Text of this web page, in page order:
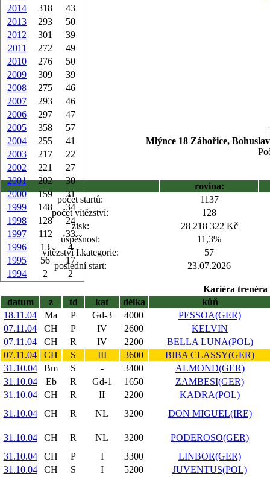
2014
318
43
2013
293
50
2012
301
39
2011
272
49
2010
276
50
2009
309
39
2008
275
46
2007
293
46
2006
297
47
2005
358
57
2004
255
41
2003
217
22
2002
221
27
2001
202
30
2000
159
31
1999
148
34
1998
128
24
1997
112
33
1996
13
4
1995
56
17
1994
2 2
Mlýnce 18 Záhořice,
rovina:
počet startů:
1137
počet vítězství:
128
zisk:
28 218 322 Kč
úspěšnost:
11,3%
vítězství I.kategorie:
57
poslední start:
23.07.2026
Kariéra trenéra
datum
z td kat délka
kůň
18.11.04
Ma P Gd-3 4000
PESSOA(GER)
07.11.04
CH P IV 2600
KELVIN
07.11.04
CH R IV 2200
BELLA LUNA(POL)
07.11.04
CH S III 3600
BIBA CLASSY(GER)
31.10.04
Bm S - 3400
ALMOND(GER)
31.10.04
Eb R Gd-1 1650
ZAMBESI(GER)
31.10.04
CH R II 2200
KADRA(POL)
31.10.04
CH R NL 3200 DON MIGUEL(IRE)
31.10.04 CH R NL 3200
PODEROSO(GER)
31.10.04
CH P I 3300
LINBOR(GER)
31.10.04
CH S I 5200
JUVENTUS(POL)